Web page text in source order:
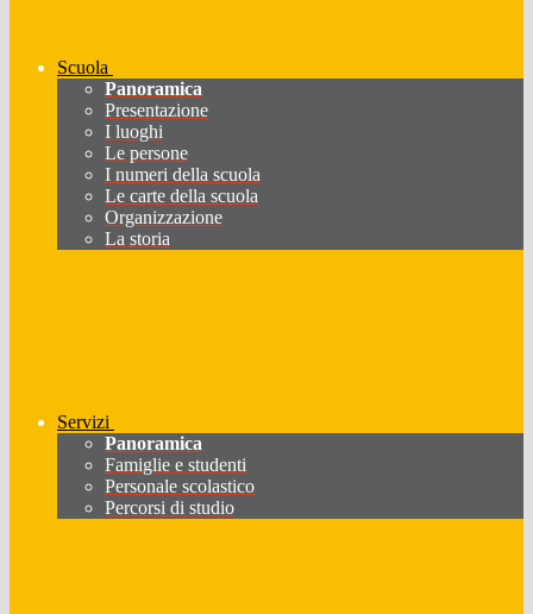
Scuola
Panoramica
Presentazione
I luoghi
Le persone
I numeri della scuola
Le carte della scuola
Organizzazione
La storia
Servizi
Panoramica
Famiglie e studenti
Personale scolastico
Percorsi di studio